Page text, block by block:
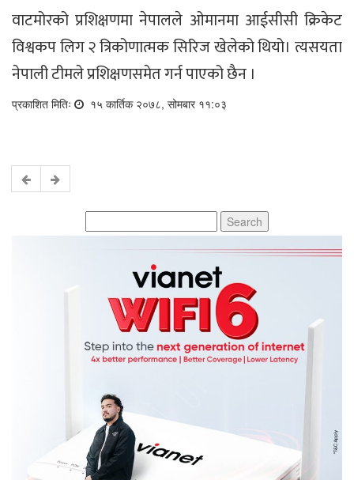
वाटमोरको प्रशिक्षणमा नेपालले ओमानमा आईसीसी क्रिकेट
विश्वकप लिग २ त्रिकोणात्मक सिरिज खेलेको थियो। त्यसयता
नेपाली टीमले प्रशिक्षणसमेत गर्न पाएको छैन ।
प्रकाशित मितिः १५ कार्तिक २०७८, सोमबार ११:०३
for: